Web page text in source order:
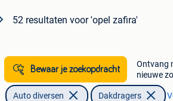
52 resultaten voor 'opel zafira'
Bewaar je zoekopdracht
Ontvang
nieuwe
Auto diversen Dakdragers